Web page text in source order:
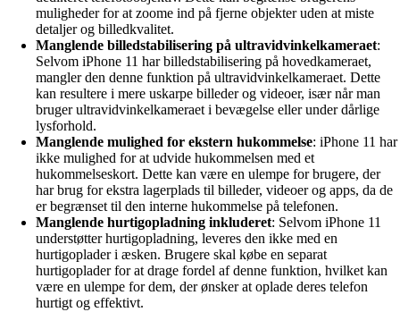
muligheder for at zoome ind på fjerne objekter uden at miste
detaljer og billedkvalitet.
Manglende billedstabilisering på ultravidvinkelkameraet:
Selvom iPhone 11 har billedstabilisering på hovedkameraet,
mangler den denne funktion på ultravidvinkelkameraet. Dette
kan resultere i mere uskarpe billeder og videoer, især når man
bruger ultravidvinkelkameraet i bevægelse eller under dårlige
lysforhold.
Manglende mulighed for ekstern hukommelse: iPhone 11 har
ikke mulighed for at udvide hukommelsen med et
hukommelseskort. Dette kan være en ulempe for brugere, der
har brug for ekstra lagerplads til billeder, videoer og apps, da de
er begrænset til den interne hukommelse på telefonen.
Manglende hurtigopladning inkluderet: Selvom iPhone 11
understøtter hurtigopladning, leveres den ikke med en
hurtigoplader i æsken. Brugere skal købe en separat
hurtigoplader for at drage fordel af denne funktion, hvilket kan
være en ulempe for dem, der ønsker at oplade deres telefon
hurtigt og effektivt.